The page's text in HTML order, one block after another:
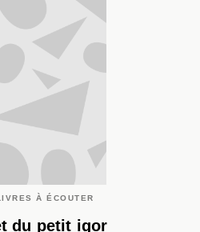
À ÉCOUTER
du petit igor